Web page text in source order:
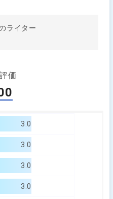
ライター
価
3.0
3.0
3.0
3.0